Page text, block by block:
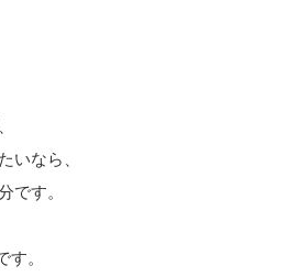
いなら、
です。
。